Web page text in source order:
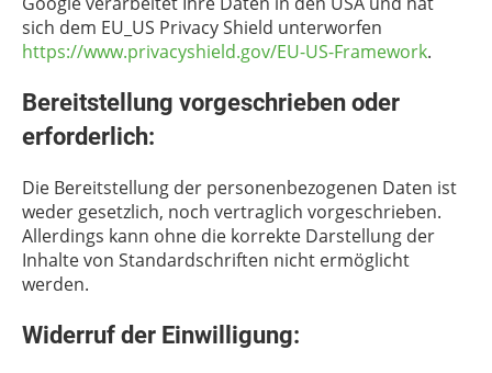
sich dem EU_US Privacy Shield unterworfen
https://www.privacyshield.gov/EU-US-Framework.
Bereitstellung vorgeschrieben oder
erforderlich:
Die Bereitstellung der personenbezogenen Daten ist
weder gesetzlich, noch vertraglich vorgeschrieben.
Allerdings kann ohne die korrekte Darstellung der
Inhalte von Standardschriften nicht ermöglicht
werden.
Widerruf der Einwilligung: